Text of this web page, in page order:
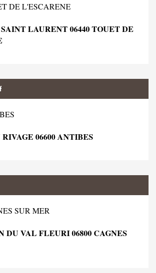
DE L'ESCARENE
LAURENT 06440 TOUET DE
06600 ANTIBES
SUR MER
DU VAL FLEURI 06800 CAGNES